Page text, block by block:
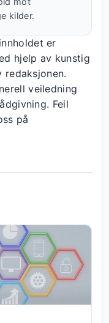
kilder.
er
hjelp av kunstig
veiledning
Feil
på